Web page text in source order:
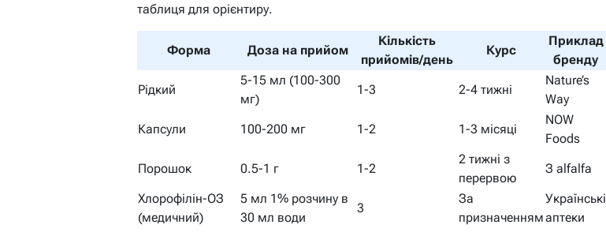
таблиця для орієнтиру.
Форма Доза на прийом
Кількість
прийомів/день
Курс
Приклад
бренду
Рідкий
5-15 мл (100-300
мг)
1-3 2-4 тижні
Nature’s
Way
Капсули
100-200 мг 1-2 1-3 місяці
NOW
Foods
Порошок
0.5-1 г 1-2
2 тижні з
перервою
З alfalfa
Хлорофілін-ОЗ
(медичний)
5 мл 1% розчину в
30 мл води
3
За
призначенням
Українські
аптеки